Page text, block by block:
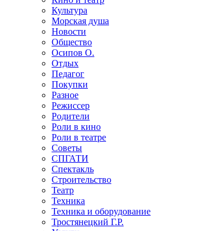
Культура
Морская душа
Новости
Общество
Осипов О.
Отдых
Педагог
Покупки
Разное
Режиссер
Родители
Роли в кино
Роли в театре
Советы
СПГАТИ
Спектакль
Строительство
Театр
Техника
Техника и оборудование
Тростянецкий Г.Р.